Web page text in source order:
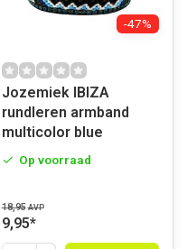
-47%
Jozemiek IBIZA
rundleren armband
multicolor blue
Op voorraad
18,95 AVP
9,95*